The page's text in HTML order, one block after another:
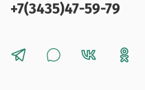
+7(3435)47-59-79